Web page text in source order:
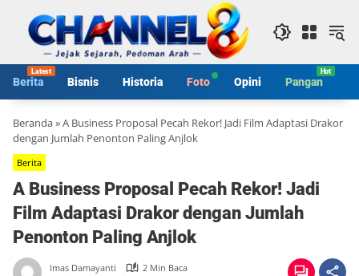
konten
Berita Bisnis Historia Foto Opini Pangan
Beranda»A Business Proposal Pecah Rekor! Jadi Film Adaptasi Drakor
dengan Jumlah Penonton Paling Anjlok
Berita
A Business Proposal Pecah Rekor! Jadi
Film Adaptasi Drakor dengan Jumlah
Penonton Paling Anjlok
Imas Damayanti
2 Min Baca